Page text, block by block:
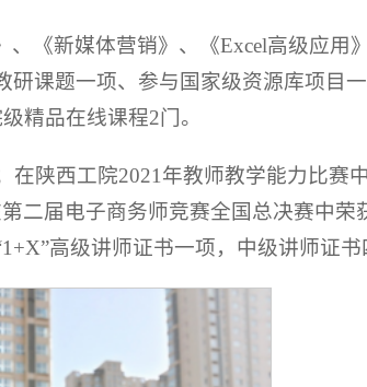
《新媒体营销》、《Excel高级应用
课题一项、参与国家级资源库项目
精品在线课程2门。
在陕西工院2021年教师教学能力比赛
二届电子商务师竞赛全国总决赛中荣
高级讲师证书一项，中级讲师证书